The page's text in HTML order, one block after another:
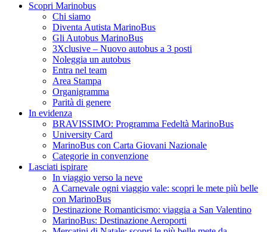
Scopri Marinobus
Chi siamo
Diventa Autista MarinoBus
Gli Autobus MarinoBus
3Xclusive – Nuovo autobus a 3 posti
Noleggia un autobus
Entra nel team
Area Stampa
Organigramma
Parità di genere
In evidenza
BRAVISSIMO: Programma Fedeltà MarinoBus
University Card
MarinoBus con Carta Giovani Nazionale
Categorie in convenzione
Lasciati ispirare
In viaggio verso la neve
A Carnevale ogni viaggio vale: scopri le mete più belle
con MarinoBus
Destinazione Romanticismo: viaggia a San Valentino
MarinoBus: Destinazione Aeroporti